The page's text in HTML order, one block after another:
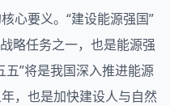
心要义。“建设能源强国”
略任务之一，也是能源强
五”将是我国深入推进能源
，也是加快建设人与自然